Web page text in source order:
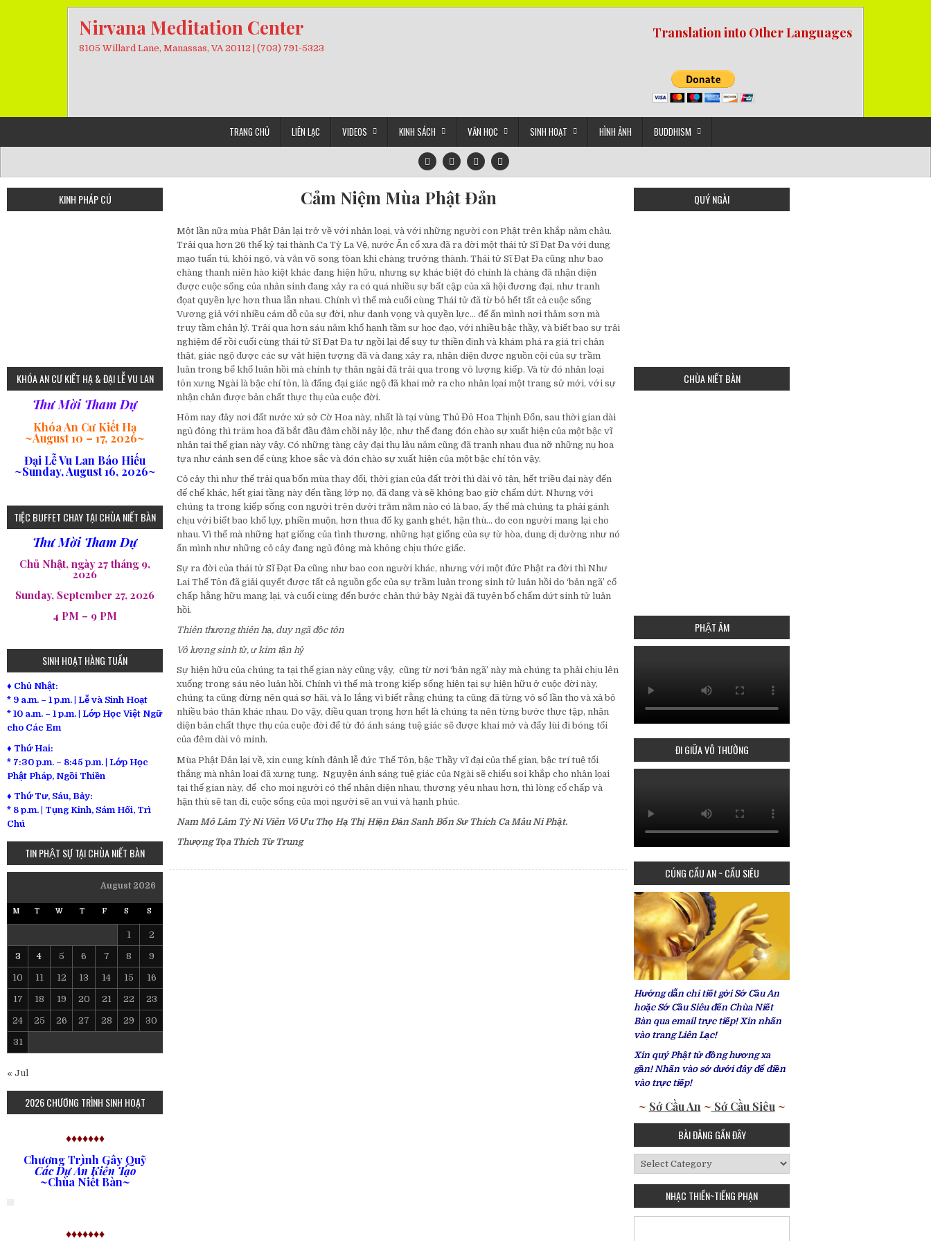
Nirvana Meditation Center
8105 Willard Lane, Manassas, VA 20112 | (703) 791-5323
Translation into Other Languages
TRANG CHỦ LIÊN LẠC VIDEOS KINH SÁCH VĂN HỌC SINH HOẠT HÌNH ẢNH BUDDHISM
Cảm Niệm Mùa Phật Đản
Một lần nữa mùa Phật Đản lại trở về với nhân loại, và với những người con Phật trên khắp năm châu.
Trải qua hơn 26 thế kỷ tại thành Ca Tỳ La Vệ, nước Ấn cổ xưa đã ra đời một thái tử Sĩ Đạt Đa với dung
mạo tuấn tú, khôi ngô, và văn võ song tòan khi chàng trưởng thành. Thái tử Sĩ Đạt Đa cũng như bao
chàng thanh niên hào kiệt khác đang hiện hữu, nhưng sự khác biệt đó chính là chàng đã nhận diện
được cuộc sống của nhân sinh đang xảy ra có quá nhiều sự bất cập của xã hội đương đại, như tranh
đọat quyền lực hơn thua lẫn nhau. Chính vì thế mà cuối cùng Thái tử đã từ bỏ hết tất cả cuộc sống
Vương giả với nhiều cám dỗ của sự đời, như danh vọng và quyền lực… để ẩn mình nơi thâm sơn mà
truy tầm chân lý. Trải qua hơn sáu năm khổ hạnh tầm sư học đạo, với nhiều bậc thầy, và biết bao sự trải
nghiệm để rồi cuối cùng thái tử Sĩ Đạt Đa tự ngồi lại để suy tư thiền định và khám phá ra giá trị chân
thật, giác ngộ được các sự vật hiện tượng đã và đang xảy ra, nhận diện được nguồn cội của sự trầm
luân trong bể khổ luân hồi mà chính tự thân ngài đã trải qua trong vô lượng kiếp. Và từ đó nhân loại
tôn xưng Ngài là bậc chí tôn, là đấng đại giác ngộ đã khai mở ra cho nhân lọai một trang sử mới, với sự
nhận chân được bản chất thực thụ của cuộc đời.
Hôm nay đây nơi đất nước xứ sở Cờ Hoa này, nhất là tại vùng Thủ Đô Hoa Thịnh Đốn, sau thời gian dài
ngủ đông thì trăm hoa đã bắt đầu đâm chồi nảy lộc, như thể đang đón chào sự xuất hiện của một bậc vĩ
nhân tại thế gian này vậy. Có những tàng cây đại thụ lâu năm cũng đã tranh nhau đua nỡ những nụ hoa
tựa như cánh sen để cùng khoe sắc và đón chào sự xuất hiện của một bậc chí tôn vậy.
Cỏ cây thì như thế trải qua bốn mùa thay đổi, thời gian của đất trời thì dài vô tận, hết triều đại này đến
đế chế khác, hết giai tầng này đến tầng lớp nọ, đã đang và sẽ không bao giờ chấm dứt. Nhưng với
chúng ta trong kiếp sống con người trên dưới trăm năm nào có là bao, ấy thế mà chúng ta phải gánh
chịu với biết bao khổ lụy, phiền muộn, hơn thua đố kỵ ganh ghét, hận thù… do con người mang lại cho
nhau. Vì thế mà những hạt giống của tình thương, những hạt giống của sự từ hòa, dung dị dường như nó
ẩn mình như những cỏ cây đang ngủ đông mà không chịu thức giấc.
Sự ra đời của thái tử Sĩ Đạt Đa cũng như bao con người khác, nhưng với một đức Phật ra đời thì Như
Lai Thế Tôn đã giải quyết được tất cả nguồn gốc của sự trầm luân trong sinh tử luân hồi do ‘bản ngã’ cố
chấp hằng hữu mang lại, và cuối cùng đến bước chân thứ bảy Ngài đã tuyên bố chấm dứt sinh tử luân
hồi.
Thiên thượng thiên hạ, duy ngã độc tôn
Vô lượng sinh tử, ư kim tận hỷ
Sự hiện hữu của chúng ta tại thế gian này cũng vậy, cũng từ nơi ‘bản ngã’ này mà chúng ta phải chịu lên
xuống trong sáu nẻo luân hồi. Chính vì thế mà trong kiếp sống hiện tại sự hiện hữu ở cuộc đời này,
chúng ta cũng đừng nên quá sợ hãi, và lo lắng vì biết rằng chúng ta cũng đã từng vô số lần thọ và xả bỏ
nhiều báo thân khác nhau. Do vậy, điều quan trọng hơn hết là chúng ta nên từng bước thực tập, nhận
diện bản chất thực thụ của cuộc đời để từ đó ánh sáng tuệ giác sẽ được khai mở và đẩy lùi đi bóng tối
của đêm dài vô minh.
Mùa Phật Đản lại về, xin cung kính đảnh lễ đức Thế Tôn, bậc Thầy vĩ đại của thế gian, bậc trí tuệ tối
thắng mà nhân loại đã xưng tụng. Nguyện ánh sáng tuệ giác của Ngài sẽ chiếu soi khắp cho nhân lọai
tại thế gian này, để cho mọi người có thể nhận diện nhau, thương yêu nhau hơn, thì lòng cố chấp và
hận thù sẽ tan đi, cuộc sống của mọi người sẽ an vui và hạnh phúc.
Nam Mô Lâm Tỳ Ni Viên Vô Ưu Thọ Hạ Thị Hiện Đản Sanh Bổn Sư Thích Ca Mâu Ni Phật.
Thượng Tọa Thích Từ Trung
KINH PHÁP CÚ
KHÓA AN CƯ KIẾT HẠ & ĐẠI LỄ VU LAN
Thư Mời Tham Dự
Khóa An Cư Kiết Hạ
~August 10 – 17, 2026~
Đại Lễ Vu Lan Báo Hiếu
~Sunday, August 16, 2026~
TIỆC BUFFET CHAY TẠI CHÙA NIẾT BÀN
Thư Mời Tham Dự
Chủ Nhật, ngày 27 tháng 9,
2026
Sunday, September 27, 2026
4 PM – 9 PM
SINH HOẠT HÀNG TUẦN
♦ Chủ Nhật:
* 9 a.m. – 1 p.m. | Lễ và Sinh Hoạt
* 10 a.m. – 1 p.m. | Lớp Học Việt Ngữ
cho Các Em
♦ Thứ Hai:
* 7:30 p.m. – 8:45 p.m. | Lớp Học
Phật Pháp, Ngồi Thiền
♦ Thứ Tư, Sáu, Bảy:
* 8 p.m. | Tụng Kinh, Sám Hối, Trì
Chú
TIN PHẬT SỰ TẠI CHÙA NIẾT BÀN
August 2026
M T W T F S S
1 2
3 4 5 6 7 8 9
10 11 12 13 14 15 16
17 18 19 20 21 22 23
24 25 26 27 28 29 30
31
« Jul
2026 CHƯƠNG TRÌNH SINH HOẠT
♦♦♦♦♦♦♦
Chương Trình Gây Quỹ
Các Dự Án Kiến Tạo
~Chùa Niết Bàn~
♦♦♦♦♦♦♦
QUÝ NGÀI
CHÙA NIẾT BÀN
PHẬT ÂM
ĐI GIỮA VÔ THƯỜNG
CÚNG CẦU AN ~ CẦU SIÊU
Hướng dẫn chi tiết gởi Sớ Cầu An
hoặc Sớ Cầu Siêu đến Chùa Niết
Bàn qua email trực tiếp! Xin nhấn
vào trang Liên Lạc!
Xin quý Phật tử đồng hương xa
gần! Nhấn vào sớ dưới đây để điền
vào trực tiếp!
~ Sớ Cầu An ~ Sớ Cầu Siêu ~
BÀI ĐĂNG GẦN ĐÂY
Bài
Đăng
Gần
NHẠC THIỀN~TIẾNG PHẠN